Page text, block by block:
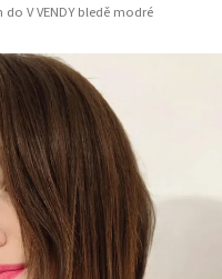
V VENDY bledě modré